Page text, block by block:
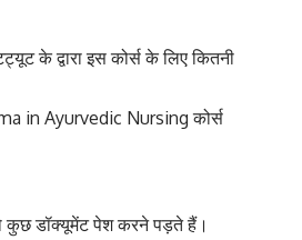
के द्वारा इस कोर्स के लिए कितनी
in Ayurvedic Nursing कोर्स
कुछ डॉक्यूमेंट पेश करने पड़ते हैं।